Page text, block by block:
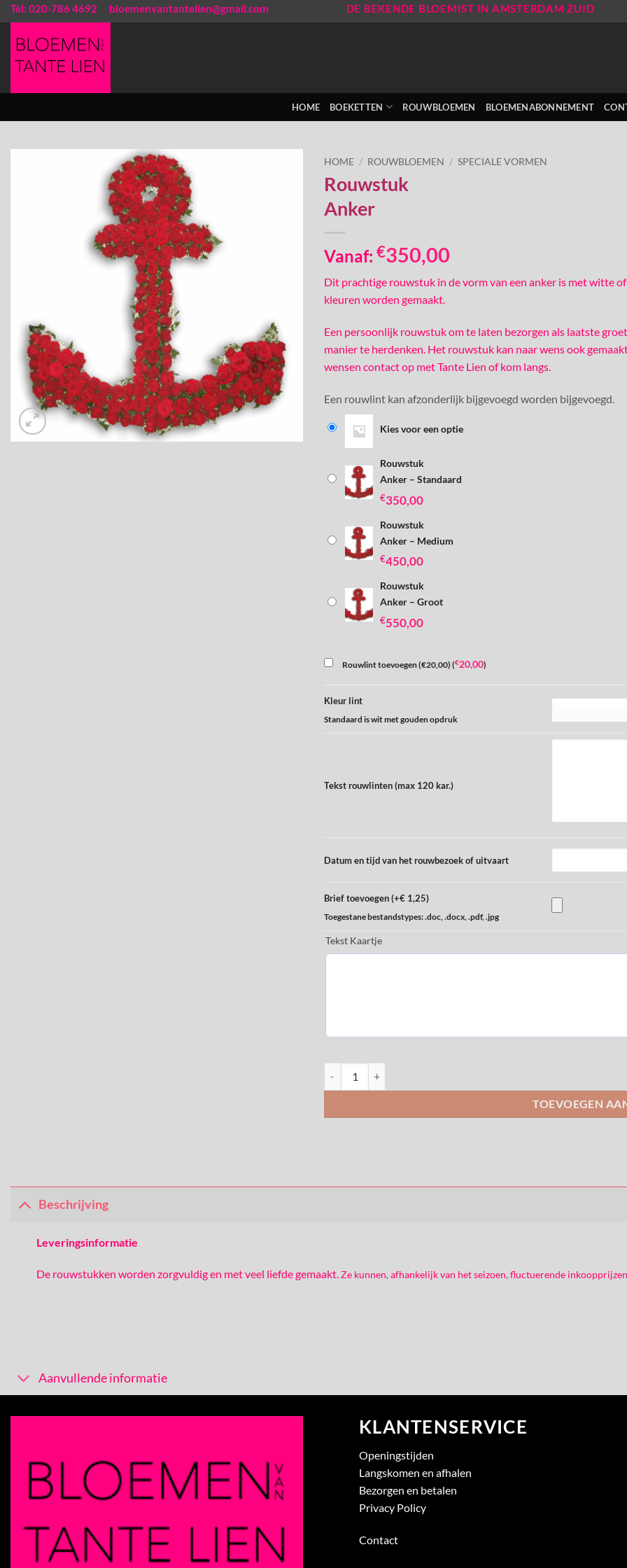
Ga
naar
inhoud
Tel: 020-786 4692 bloemenvantantelien@gmail.com DE BEKENDE BLOEMIST IN AMSTERDAM ZUID
HOME BOEKETTEN ROUWBLOEMEN BLOEMENABONNEMENT
HOME / ROUWBLOEMEN / SPECIALE VORMEN
Rouwstuk
Anker
Vanaf: €350,00
Dit prachtige rouwstuk in de vorm van een anker is met witte
kleuren worden gemaakt.
Een persoonlijk rouwstuk om te laten bezorgen als laatste
manier te herdenken. Het rouwstuk kan naar wens ook
wensen contact op met Tante Lien of kom langs.
Een rouwlint kan afzonderlijk bijgevoegd worden bijgevoegd.
Kies voor een optie
Rouwstuk
Anker – Standaard
€350,00
Rouwstuk
Anker – Medium
€450,00
Rouwstuk
Anker – Groot
€550,00
Rouwlint toevoegen (€20,00) (€20,00)
Kleur lint
Standaard is wit met gouden opdruk
Tekst rouwlinten (max 120 kar.)
Datum en tijd van het rouwbezoek of uitvaart
Brief toevoegen (+€ 1,25)
Toegestane bestandstypes: .doc, .docx, .pdf, .jpg
Tekst Kaartje
TOEVOEGEN
Beschrijving
Leveringsinformatie
De rouwstukken worden zorgvuldig en met veel liefde gemaakt.Ze kunnen, afhankelijk van het seizoen, fluctuerende
Aanvullende informatie
KLANTENSERVICE
Openingstijden
Langskomen en afhalen
Bezorgen en betalen
Privacy Policy
Contact